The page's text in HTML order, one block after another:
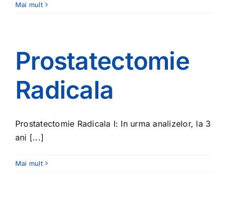
Mai mult
Prostatectomie
Radicala
Prostatectomie Radicala I: In urma analizelor, la 3
ani [...]
Mai mult